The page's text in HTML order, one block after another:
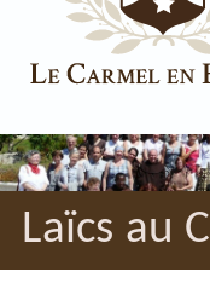
Laïcs au